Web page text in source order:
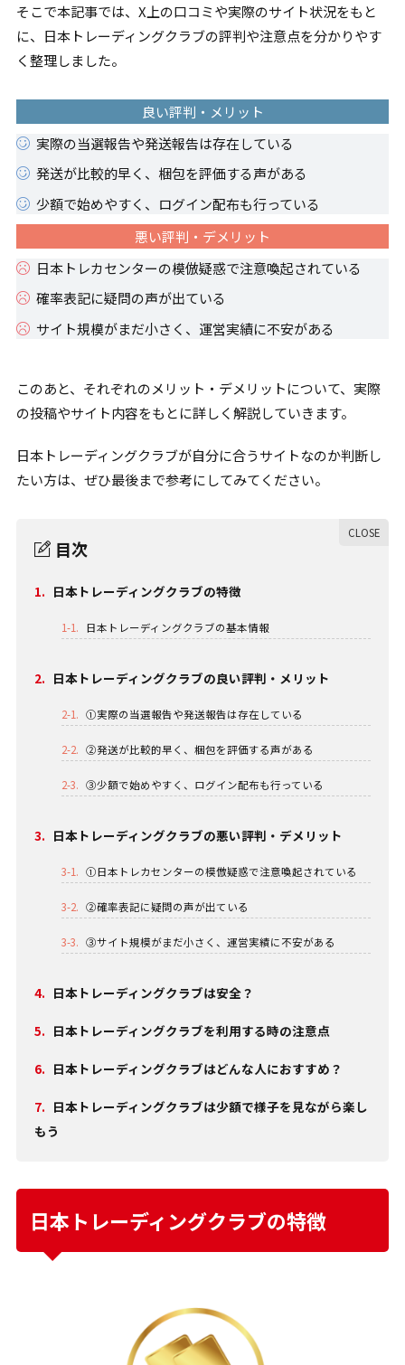
そこで本記事では、X上の口コミや実際のサイト状況をもと
に、日本トレーディングクラブの評判や注意点を分かりやす
く整理しました。
良い評判・メリット
実際の当選報告や発送報告は存在している
発送が比較的早く、梱包を評価する声がある
少額で始めやすく、ログイン配布も行っている
悪い評判・デメリット
日本トレカセンターの模倣疑惑で注意喚起されている
確率表記に疑問の声が出ている
サイト規模がまだ小さく、運営実績に不安がある
このあと、それぞれのメリット・デメリットについて、実際
の投稿やサイト内容をもとに詳しく解説していきます。
日本トレーディングクラブが自分に合うサイトなのか判断し
たい方は、ぜひ最後まで参考にしてみてください。
目次
1. 日本トレーディングクラブの特徴
1-1. 日本トレーディングクラブの基本情報
2. 日本トレーディングクラブの良い評判・メリット
2-1. ①実際の当選報告や発送報告は存在している
2-2. ②発送が比較的早く、梱包を評価する声がある
2-3. ③少額で始めやすく、ログイン配布も行っている
3. 日本トレーディングクラブの悪い評判・デメリット
3-1. ①日本トレカセンターの模倣疑惑で注意喚起されている
3-2. ②確率表記に疑問の声が出ている
3-3. ③サイト規模がまだ小さく、運営実績に不安がある
4. 日本トレーディングクラブは安全？
5. 日本トレーディングクラブを利用する時の注意点
6. 日本トレーディングクラブはどんな人におすすめ？
7. 日本トレーディングクラブは少額で様子を見ながら楽し
もう
日本トレーディングクラブの特徴